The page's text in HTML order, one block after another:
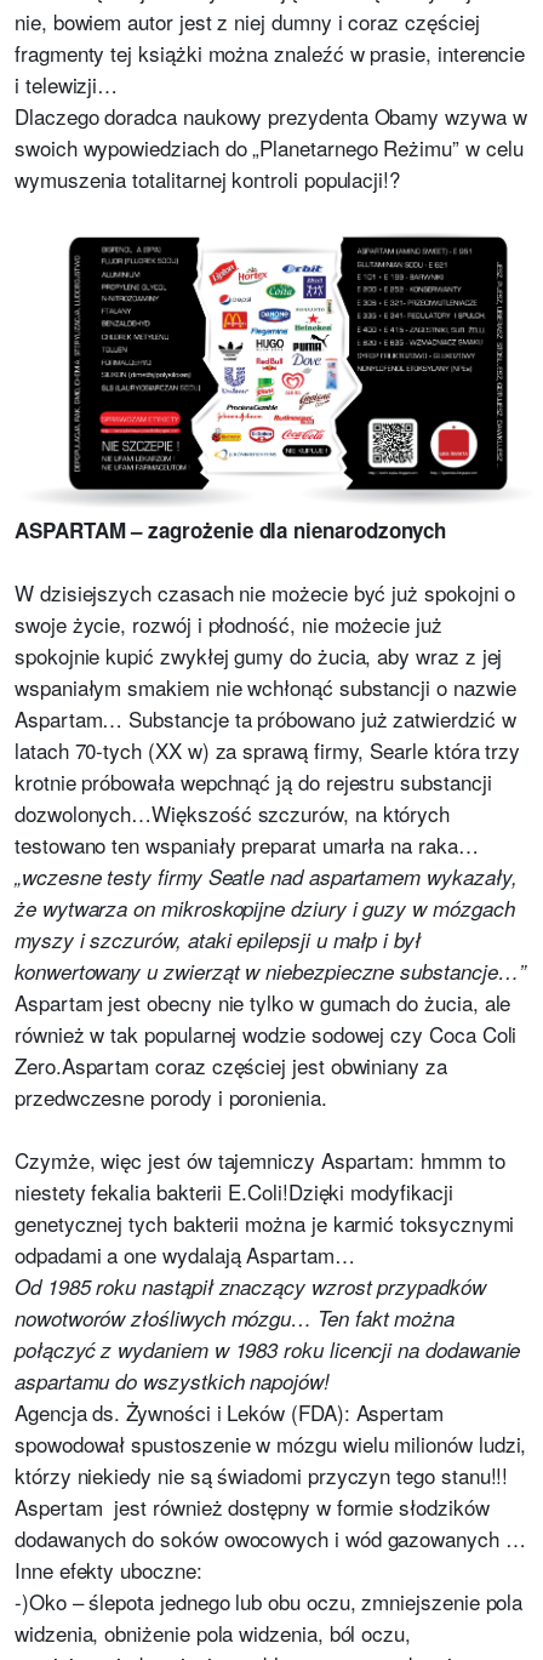
nie, bowiem autor jest z niej dumny i coraz częściej
fragmenty tej książki można znaleźć w prasie, interencie
i telewizji…
Dlaczego doradca naukowy prezydenta Obamy wzywa w
swoich wypowiedziach do „Planetarnego Reżimu” w celu
wymuszenia totalitarnej kontroli populacji!?
ASPARTAM – zagrożenie dla nienarodzonych
W dzisiejszych czasach nie możecie być już spokojni o
swoje życie, rozwój i płodność, nie możecie już
spokojnie kupić zwykłej gumy do żucia, aby wraz z jej
wspaniałym smakiem nie wchłonąć substancji o nazwie
Aspartam… Substancje ta próbowano już zatwierdzić w
latach 70-tych (XX w) za sprawą firmy, Searle która trzy
krotnie próbowała wepchnąć ją do rejestru substancji
dozwolonych…Większość szczurów, na których
testowano ten wspaniały preparat umarła na raka…
„wczesne testy firmy Seatle nad aspartamem wykazały,
że wytwarza on mikroskopijne dziury i guzy w mózgach
myszy i szczurów, ataki epilepsji u małp i był
konwertowany u zwierząt w niebezpieczne substancje…”
Aspartam jest obecny nie tylko w gumach do żucia, ale
również w tak popularnej wodzie sodowej czy Coca Coli
Zero.Aspartam coraz częściej jest obwiniany za
przedwczesne porody i poronienia.
Czymże, więc jest ów tajemniczy Aspartam: hmmm to
niestety fekalia bakterii E.Coli!Dzięki modyfikacji
genetycznej tych bakterii można je karmić toksycznymi
odpadami a one wydalają Aspartam…
Od 1985 roku nastąpił znaczący wzrost przypadków
nowotworów złośliwych mózgu… Ten fakt można
połączyć z wydaniem w 1983 roku licencji na dodawanie
aspartamu do wszystkich napojów!
Agencja ds. Żywności i Leków (FDA): Aspertam
spowodował spustoszenie w mózgu wielu milionów ludzi,
którzy niekiedy nie są świadomi przyczyn tego stanu!!!
Aspertam jest również dostępny w formie słodzików
dodawanych do soków owocowych i wód gazowanych …
Inne efekty uboczne:
-)Oko – ślepota jednego lub obu oczu, zmniejszenie pola
widzenia, obniżenie pola widzenia, ból oczu,